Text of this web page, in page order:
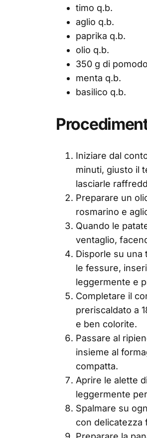
timo q.b.
aglio q.b.
paprika q.b.
olio q.b.
350 g di
menta q.b.
basilico q.b.
Iniziare dal
minuti, giusto il
lasciarle
Preparare un
rosmarino e
Quando le
ventaglio,
Disporle su una
le fessure,
leggermente e
Completare il
preriscaldato a
e ben colorite.
Passare al
insieme al
compatta.
Aprire le alette
leggermente
Spalmare su
con delicatezza